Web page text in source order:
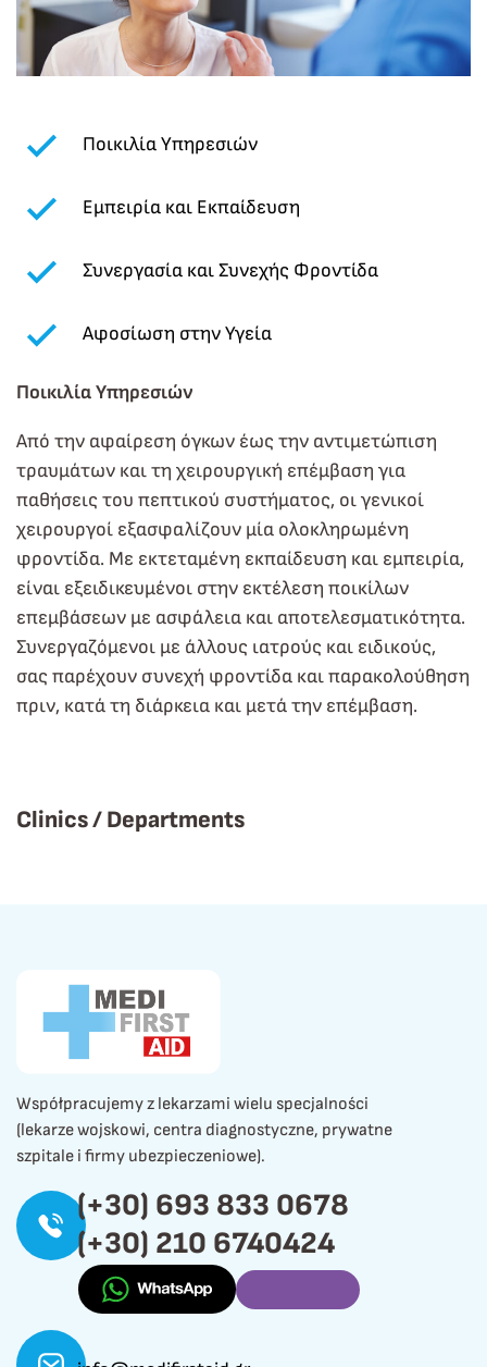
Ποικιλία Υπηρεσιών
Εμπειρία και Εκπαίδευση
Συνεργασία και Συνεχής Φροντίδα
Αφοσίωση στην Υγεία
Ποικιλία Υπηρεσιών
Από την αφαίρεση όγκων έως την αντιμετώπιση
τραυμάτων και τη χειρουργική επέμβαση για
παθήσεις του πεπτικού συστήματος, οι γενικοί
χειρουργοί εξασφαλίζουν μία ολοκληρωμένη
φροντίδα. Με εκτεταμένη εκπαίδευση και εμπειρία,
είναι εξειδικευμένοι στην εκτέλεση ποικίλων
επεμβάσεων με ασφάλεια και αποτελεσματικότητα.
Συνεργαζόμενοι με άλλους ιατρούς και ειδικούς,
σας παρέχουν συνεχή φροντίδα και παρακολούθηση
πριν, κατά τη διάρκεια και μετά την επέμβαση.
Clinics / Departments
Współpracujemy z lekarzami wielu specjalności
(lekarze wojskowi, centra diagnostyczne, prywatne
szpitale i firmy ubezpieczeniowe).
(+30) 693 833 0678
(+30) 210 6740424